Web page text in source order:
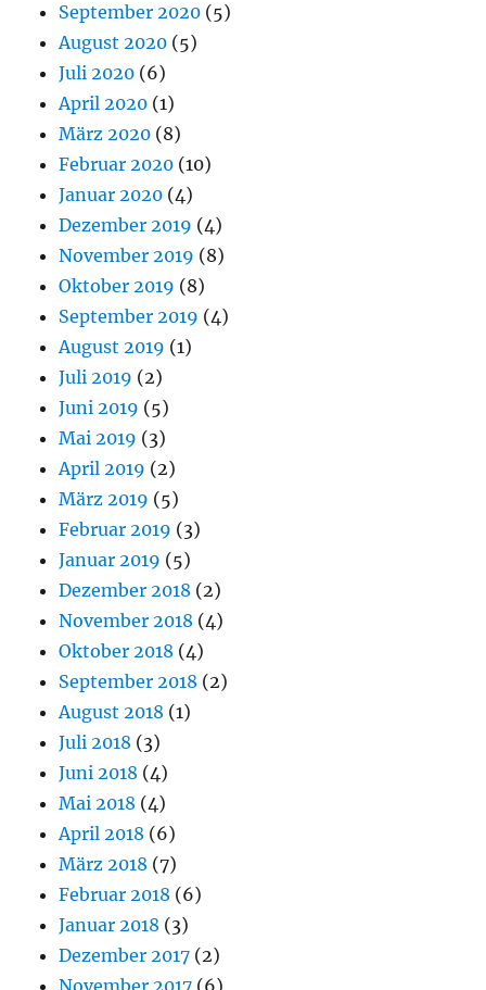
September 2020 (5)
August 2020 (5)
Juli 2020 (6)
April 2020 (1)
März 2020 (8)
Februar 2020 (10)
Januar 2020 (4)
Dezember 2019 (4)
November 2019 (8)
Oktober 2019 (8)
September 2019 (4)
August 2019 (1)
Juli 2019 (2)
Juni 2019 (5)
Mai 2019 (3)
April 2019 (2)
März 2019 (5)
Februar 2019 (3)
Januar 2019 (5)
Dezember 2018 (2)
November 2018 (4)
Oktober 2018 (4)
September 2018 (2)
August 2018 (1)
Juli 2018 (3)
Juni 2018 (4)
Mai 2018 (4)
April 2018 (6)
März 2018 (7)
Februar 2018 (6)
Januar 2018 (3)
Dezember 2017 (2)